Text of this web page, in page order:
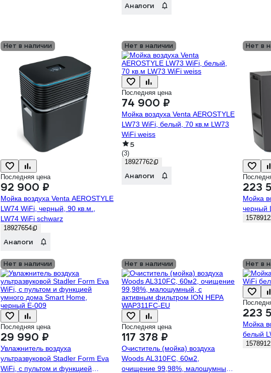
Аналоги
Нет в наличии
Последняя цена
92 900 ₽
Мойка воздуха Venta AEROSTYLE
LW74 WiFi, черный, 90 кв.м.,
LW74 WiFi schwarz
18927654
Аналоги
Нет в наличии
Последняя цена
74 900 ₽
Мойка воздуха Venta AEROSTYLE
LW73 WiFi, белый, 70 кв.м LW73
WiFi weiss
5
(3)
18927762
Аналоги
Нет в
223
Мойка
черный
Нет в наличии
Последняя цена
29 990 ₽
Увлажнитель воздуха
ультразвуковой Stadler Form Eva
WiFi, с пультом и функцией
Нет в наличии
Последняя цена
117 378 ₽
Очиститель (мойка) воздуха
Woods AL310FC, 60м2,
очищение 99,98%, малошумный,
Нет в
223
Мойка
белый